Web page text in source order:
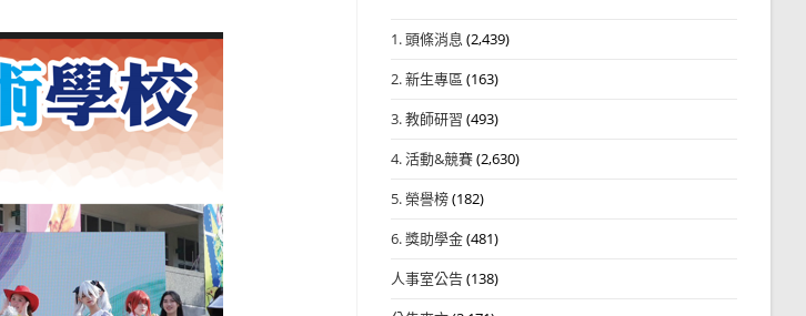
1. 頭條消息 (2,439)
2. 新生專區 (163)
3. 教師研習 (493)
4. 活動&競賽(2,630)
5. 榮譽榜(182)
6. 獎助學金(481)
人事室公告(138)